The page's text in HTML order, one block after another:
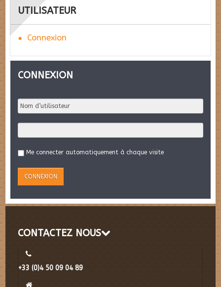
UTILISATEUR
Connexion
CONNEXION
Me connecter automatiquement à chaque visite
CONTACTEZ NOUS
+33 (0)4 50 09 04 89